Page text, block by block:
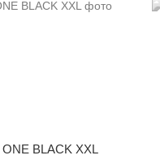
BLACK XXL